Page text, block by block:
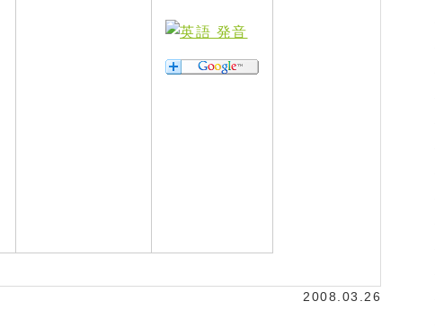
2008.03.26